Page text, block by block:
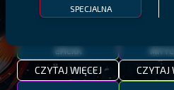
SPECJALNA
EPICKA
CZYTAJ WIĘCEJ CZYTAJ